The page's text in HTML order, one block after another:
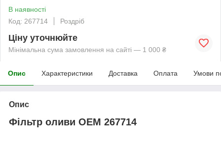
В наявності
Код: 267714
Роздріб
Ціну уточнюйте
Мінімальна сума замовлення на сайті — 1 000 ₴
Опис Характеристики Доставка Оплата Умови
Опис
Фільтр оливи OEM 267714